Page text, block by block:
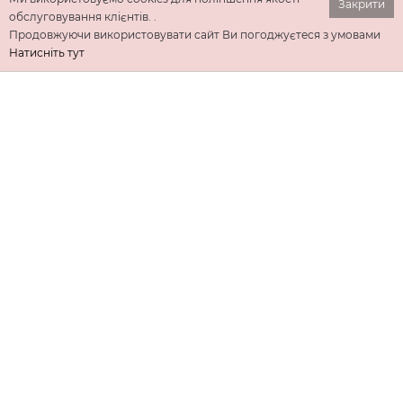
Закрити
обслуговування клієнтів. .
Продовжуючи використовувати сайт Ви погоджуєтеся з умовами
Натисніть тут